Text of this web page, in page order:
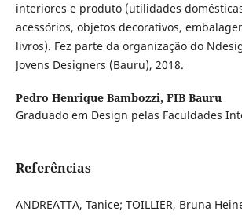
interiores e produto (utilidades
acessórios, objetos decorativos,
livros). Fez parte da organização do
Jovens Designers (Bauru), 2018.
Pedro Henrique Bambozzi, FIB Bauru
Graduado em Design pelas Faculdades
Referências
ANDREATTA, Tanice; TOILLIER, Bruna